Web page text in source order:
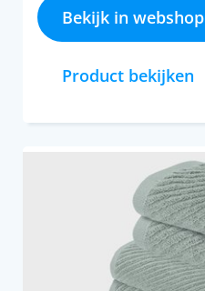
Bekijk in webshop
Product bekijken